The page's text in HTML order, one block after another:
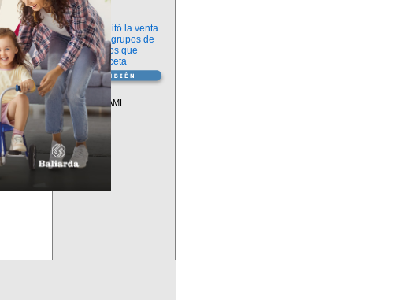
Información
ANMAT habilitó la venta
libre de diez grupos de
medicamentos que
requerían receta
Vademécum
Descuentos PAMI